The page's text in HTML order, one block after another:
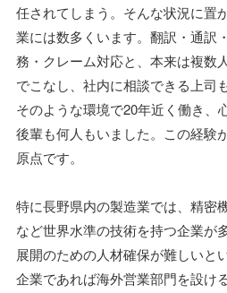
任されてしまう。そんな状況に置
業には数多くいます。翻訳・通訳
務・クレーム対応と、本来は複数
でこなし、社内に相談できる上司
そのような環境で20年近く働き、
後輩も何人もいました。この経験
原点です。
特に長野県内の製造業では、精密
など世界水準の技術を持つ企業が
展開のための人材確保が難しいと
企業であれば海外営業部門を設け